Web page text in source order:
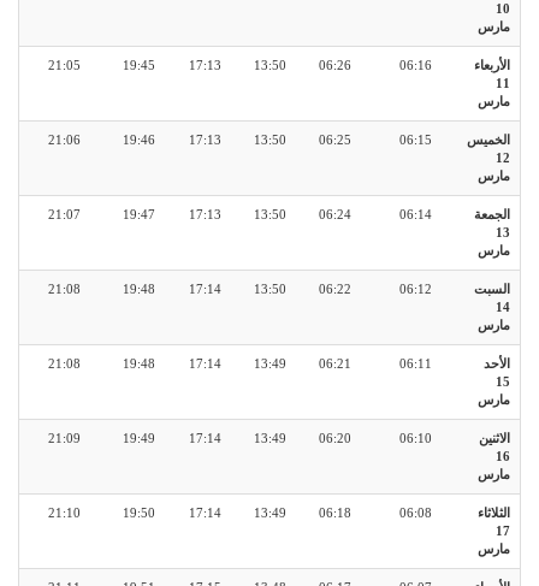
10
مارس
الأربعاء
11
مارس
06:16
06:26
13:50
17:13
19:45
21:05
الخميس
12
مارس
06:15
06:25
13:50
17:13
19:46
21:06
الجمعة
13
مارس
06:14
06:24
13:50
17:13
19:47
21:07
السبت
14
مارس
06:12
06:22
13:50
17:14
19:48
21:08
الأحد
15
مارس
06:11
06:21
13:49
17:14
19:48
21:08
الاثنين
16
مارس
06:10
06:20
13:49
17:14
19:49
21:09
الثلاثاء
17
مارس
06:08
06:18
13:49
17:14
19:50
21:10